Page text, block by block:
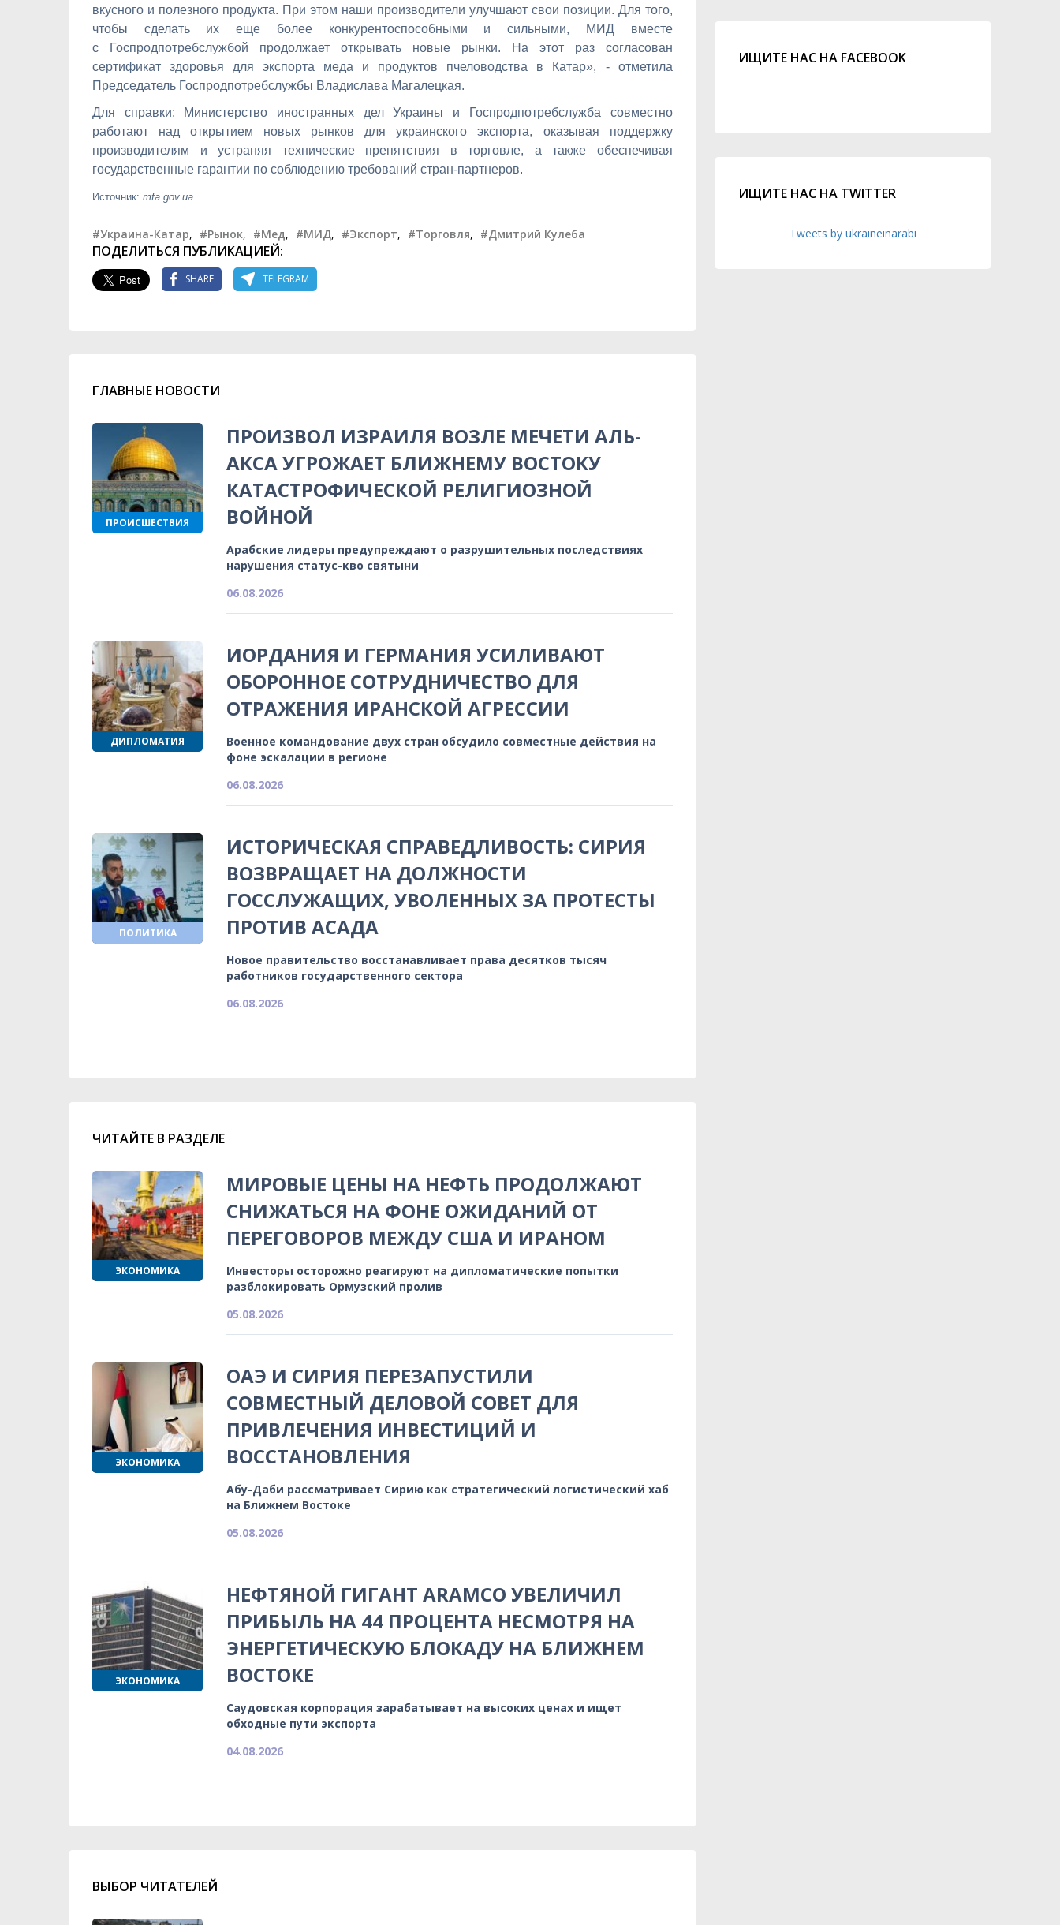
вкусного и полезного продукта. При этом наши производители улучшают свои позиции. Для того,
чтобы сделать их еще более конкурентоспособными и сильными, МИД вместе
с
Госпродпотребслужбой продолжает открывать новые рынки. На этот раз согласован
сертификат здоровья для экспорта меда и продуктов пчеловодства в Катар», - отметила
Председатель Госпродпотребслужбы Владислава Магалецкая.
Для справки: Министерство иностранных дел Украины и
Госпродпотребслужба совместно
работают над открытием новых рынков для украинского экспорта, оказывая поддержку
производителям и устраняя технические препятствия в торговле, а также обеспечивая
государственные гарантии по соблюдению требований стран-партнеров.
Источник: mfa.gov.ua
#Украина-Катар, #Рынок, #Мед, #МИД, #Экспорт, #Торговля, #Дмитрий Кулеба
ПОДЕЛИТЬСЯ ПУБЛИКАЦИЕЙ:
SHARE TELEGRAM
ГЛАВНЫЕ НОВОСТИ
ПРОИСШЕСТВИЯ
ПРОИЗВОЛ ИЗРАИЛЯ ВОЗЛЕ МЕЧЕТИ АЛЬ-
АКСА УГРОЖАЕТ БЛИЖНЕМУ ВОСТОКУ
КАТАСТРОФИЧЕСКОЙ РЕЛИГИОЗНОЙ
ВОЙНОЙ
Арабские лидеры предупреждают о разрушительных последствиях
нарушения статус-кво святыни
06.08.2026
ДИПЛОМАТИЯ
ИОРДАНИЯ И ГЕРМАНИЯ УСИЛИВАЮТ
ОБОРОННОЕ СОТРУДНИЧЕСТВО ДЛЯ
ОТРАЖЕНИЯ ИРАНСКОЙ АГРЕССИИ
Военное командование двух стран обсудило совместные действия на
фоне эскалации в регионе
06.08.2026
ПОЛИТИКА
ИСТОРИЧЕСКАЯ СПРАВЕДЛИВОСТЬ: СИРИЯ
ВОЗВРАЩАЕТ НА ДОЛЖНОСТИ
ГОССЛУЖАЩИХ, УВОЛЕННЫХ ЗА ПРОТЕСТЫ
ПРОТИВ АСАДА
Новое правительство восстанавливает права десятков тысяч
работников государственного сектора
06.08.2026
ЧИТАЙТЕ В РАЗДЕЛЕ
ЭКОНОМИКА
МИРОВЫЕ ЦЕНЫ НА НЕФТЬ ПРОДОЛЖАЮТ
СНИЖАТЬСЯ НА ФОНЕ ОЖИДАНИЙ ОТ
ПЕРЕГОВОРОВ МЕЖДУ США И ИРАНОМ
Инвесторы осторожно реагируют на дипломатические попытки
разблокировать Ормузский пролив
05.08.2026
ЭКОНОМИКА
ОАЭ И СИРИЯ ПЕРЕЗАПУСТИЛИ
СОВМЕСТНЫЙ ДЕЛОВОЙ СОВЕТ ДЛЯ
ПРИВЛЕЧЕНИЯ ИНВЕСТИЦИЙ И
ВОССТАНОВЛЕНИЯ
Абу-Даби рассматривает Сирию как стратегический логистический хаб
на Ближнем Востоке
05.08.2026
ЭКОНОМИКА
НЕФТЯНОЙ ГИГАНТ ARAMCO УВЕЛИЧИЛ
ПРИБЫЛЬ НА 44 ПРОЦЕНТА НЕСМОТРЯ НА
ЭНЕРГЕТИЧЕСКУЮ БЛОКАДУ НА БЛИЖНЕМ
ВОСТОКЕ
Саудовская корпорация зарабатывает на высоких ценах и ищет
обходные пути экспорта
04.08.2026
ВЫБОР ЧИТАТЕЛЕЙ
ИЩИТЕ НАС НА FACEBOOK
ИЩИТЕ НАС НА TWITTER
Tweets by ukraineinarabi